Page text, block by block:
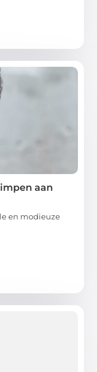
aan
en modieuze